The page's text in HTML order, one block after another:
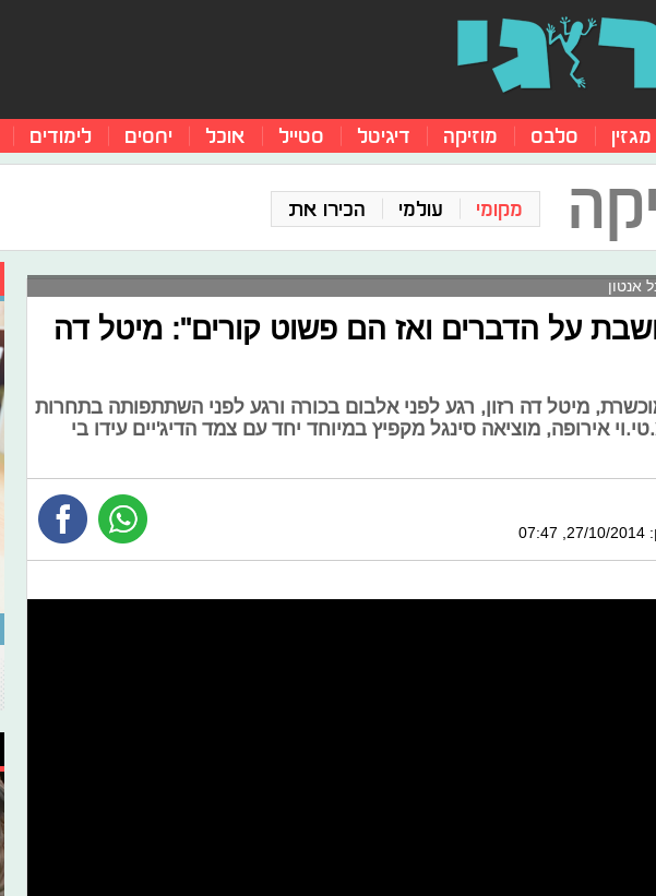
מגזין סלבס מוזיקה דיגיטל סטייל אוכל יחסים לימודים
מקומי עולמי הכירו את
אנטון
על הדברים ואז הם פשוט קורים": מיטל דה
מיטל דה רזון, רגע לפני אלבום בכורה ורגע לפני השתתפותה בתחרות
אירופה, מוציאה סינגל מקפיץ במיוחד יחד עם צמד הדיג'יים עידו בי